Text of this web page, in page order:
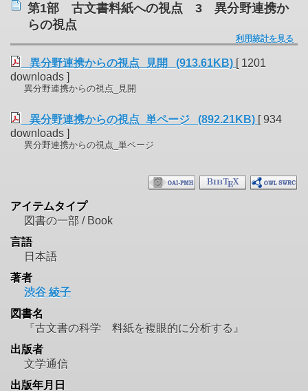
第1部 古文書料紙への視点 3 異分野連携か
らの視点
利用統計を見る
異分野連携からの視点_見開 (913.61KB) [ 1201
downloads ]
異分野連携からの視点_見開
異分野連携からの視点_単ページ (892.21KB) [ 934
downloads ]
異分野連携からの視点_単ページ
アイテムタイプ
図書の一部 / Book
言語
日本語
著者
渋谷 綾子
図書名
『古文書の科学 料紙を複眼的に分析する』
出版者
文学通信
出版年月日